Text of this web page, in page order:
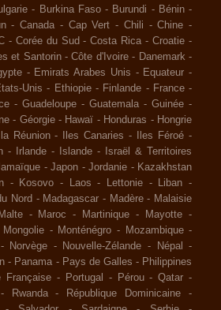
- Burkina Faso - Burundi - Bénin -
- Canada - Cap Vert - Chili -Chine -
- Corée du Sud -Costa Rica -Croatie -
et Santorin -Côte d'Ivoire - Danemark -
- Emirats Arabes Unis - Equateur -
Unis - Ethiopie - Finlande - France -
- Guadeloupe - Guatemala - Guinée -
- Géorgie - Hawaï - Honduras - Hongrie
Réunion - Iles Canaries - Iles Féroé -
- Irlande - Islande -
Israël & Territoires
- Japon - Jordanie - Kazakhstan
- Kosovo - Laos - Lettonie - Liban -
Nord - Madagascar - Madère - Malaisie
Malte - Maroc - Martinique - Mayotte -
Mongolie - Monténégro - Mozambique -
- Norvège - Nouvelle-Zélande - Népal
-
- Panama - Pays de Galles - Philippines
Française - Portugal - Pérou -Qatar -
- Rwanda - République Dominicaine
-